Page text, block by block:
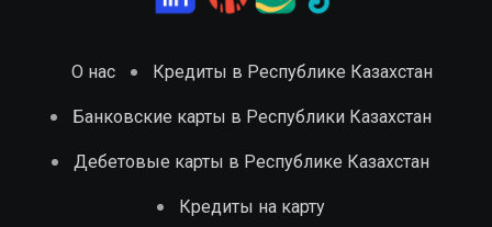
О нас Кредиты в Республике Казахстан
Банковские карты в Республики Казахстан
Дебетовые карты в Республике Казахстан
Кредиты на карту